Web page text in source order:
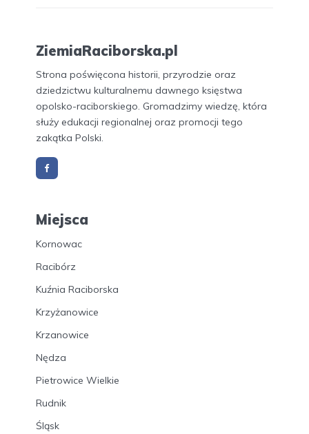
ZiemiaRaciborska.pl
Strona poświęcona historii, przyrodzie oraz
dziedzictwu kulturalnemu dawnego księstwa
opolsko-raciborskiego. Gromadzimy wiedzę, która
służy edukacji regionalnej oraz promocji tego
zakątka Polski.
Miejsca
Kornowac
Racibórz
Kuźnia Raciborska
Krzyżanowice
Krzanowice
Nędza
Pietrowice Wielkie
Rudnik
Śląsk